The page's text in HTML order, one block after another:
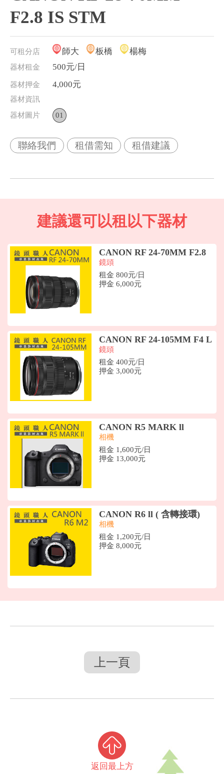
F2.8 IS STM
可租分店 師大 板橋 楊梅
器材租金 500元/日
器材押金 4,000元
器材資訊
器材圖片
01
聯絡我們 租借需知 租借建議
建議還可以租以下器材
CANON RF 24-70MM F2.8
鏡頭
租金 800元/日
押金 6,000元
CANON RF 24-105MM F4 L
鏡頭
租金 400元/日
押金 3,000元
CANON R5 MARK ll
相機
租金 1,600元/日
押金 13,000元
CANON R6 ll ( 含轉接環)
相機
租金 1,200元/日
押金 8,000元
上一頁
返回最上方